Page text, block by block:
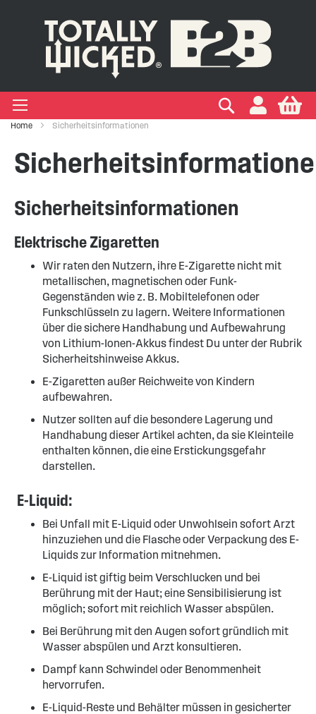
Suchen
EINWEG E-ZIGARETTEN
VAPE PODS
VAPE KITS
MARKEN
Home Sicherheitsinformationen
Sicherheitsinformationen
Elektrische Zigaretten
Wir raten den Nutzern, ihre E-Zigarette nicht mit
metallischen, magnetischen oder Funk-
Gegenständen wie z. B. Mobiltelefonen oder
Funkschlüsseln zu lagern. Weitere Informationen
über die sichere Handhabung und Aufbewahrung
von Lithium-Ionen-Akkus findest Du unter der Rubrik
Sicherheitshinweise Akkus.
E-Zigaretten außer Reichweite von Kindern
aufbewahren.
Nutzer sollten auf die besondere Lagerung und
Handhabung dieser Artikel achten, da sie Kleinteile
enthalten können, die eine Erstickungsgefahr
darstellen.
E-Liquid:
Bei Unfall mit E-Liquid oder Unwohlsein sofort Arzt
hinzuziehen und die Flasche oder Verpackung des E-
Liquids zur Information mitnehmen.
E-Liquid ist giftig beim Verschlucken und bei
Berührung mit der Haut; eine Sensibilisierung ist
möglich; sofort mit reichlich Wasser abspülen.
Bei Berührung mit den Augen sofort gründlich mit
Wasser abspülen und Arzt konsultieren.
Dampf kann Schwindel oder Benommenheit
hervorrufen.
E-Liquid-Reste und Behälter müssen in gesicherter